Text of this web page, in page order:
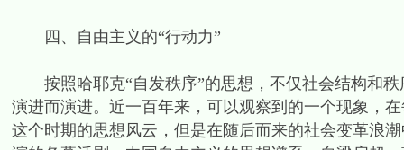
四、自由主义的“行动力”
按照哈耶克“自发秩序”的思想，不仅社会结构和秩
演进而演进。近一百年来，可以观察到的一个现象，
这个时期的思想风云，但是在随后而来的社会变革浪